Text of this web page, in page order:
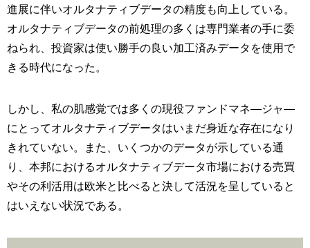
進展に伴いオルタナティブデータの精度も向上している。
オルタナティブデータの前処理の多くは専門業者の手に委
ねられ、投資家は使い勝手の良い加工済みデータを使用で
きる時代になった。
しかし、私の肌感覚では多くの現役ファンドマネ―ジャ―
にとってオルタナティブデータはいまだ身近な存在になり
きれていない。また、いくつかのデータが示している通
り、本邦におけるオルタナティブデータ市場における売買
やその利活用は欧米と比べると決して活況を呈していると
はいえない状況である。